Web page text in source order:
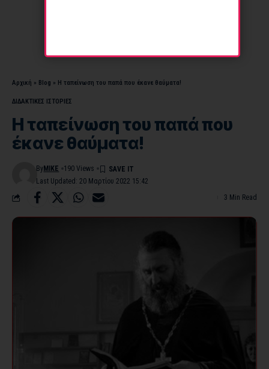
Αρχική » Blog » Η ταπείνωση του παπά που έκανε θαύματα!
ΔΙΔΑΚΤΙΚΕΣ ΙΣΤΟΡΙΕΣ
Η ταπείνωση του παπά που
έκανε θαύματα!
Last Updated: 20 Μαρτίου 2022 15:42
By MIKE 190 Views
3 Min Read